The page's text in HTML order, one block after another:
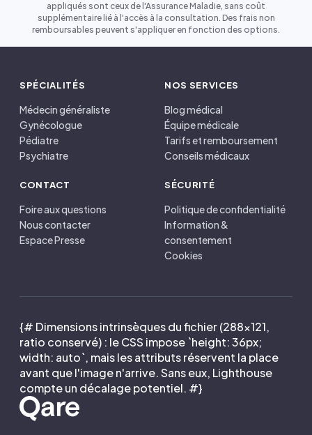
appliqués sont ceux de l'Assurance Maladie, sans coût
supplémentaire lié à l'accès à la consultation. Des frais non
remboursables peuvent s'appliquer en fonction des options.
SPÉCIALITÉS
Médecin généraliste
Gynécologue
Pédiatre
Psychiatre
NOS SERVICES
Blog médical
Équipe médicale
Tarifs et remboursement
Conseils médicaux
CONTACT
Foire aux questions
Nous contacter
Espace Presse
SÉCURITÉ
Politique de confidentialité
Information &
consentement
Cookies
{# Dimensions intrinsèques du fichier (288×121,
ratio conservé) : le CSS impose `height: 36px;
width: auto`, mais les attributs réservent la place
avant que l'image n'arrive. Sans eux, Lighthouse
compte un décalage potentiel. #}